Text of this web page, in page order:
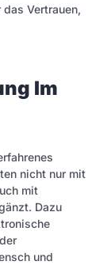
Vertrauen,
Im
nicht nur mit
mit
Dazu
und